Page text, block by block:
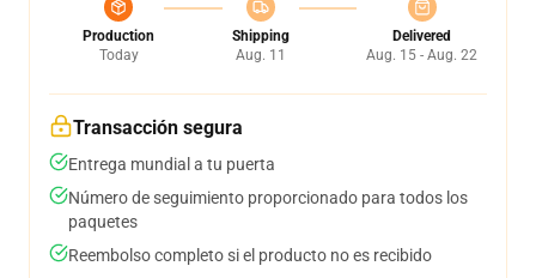
Production
Today
Shipping
Aug. 11
Delivered
Aug. 15 - Aug. 22
Transacción segura
Entrega mundial a tu puerta
Número de seguimiento proporcionado para todos los
paquetes
Reembolso completo si el producto no es recibido